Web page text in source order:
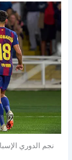
نجم الدوري